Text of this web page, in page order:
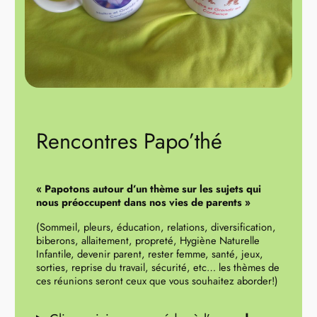
Rencontres Papo’thé
« Papotons autour d’un thème sur les sujets qui
nous préoccupent dans nos vies de parents »
(Sommeil, pleurs, éducation, relations, diversification,
biberons, allaitement, propreté, Hygiène Naturelle
Infantile, devenir parent, rester femme, santé, jeux,
sorties, reprise du travail, sécurité, etc… les thèmes de
ces réunions seront ceux que vous souhaitez aborder!)